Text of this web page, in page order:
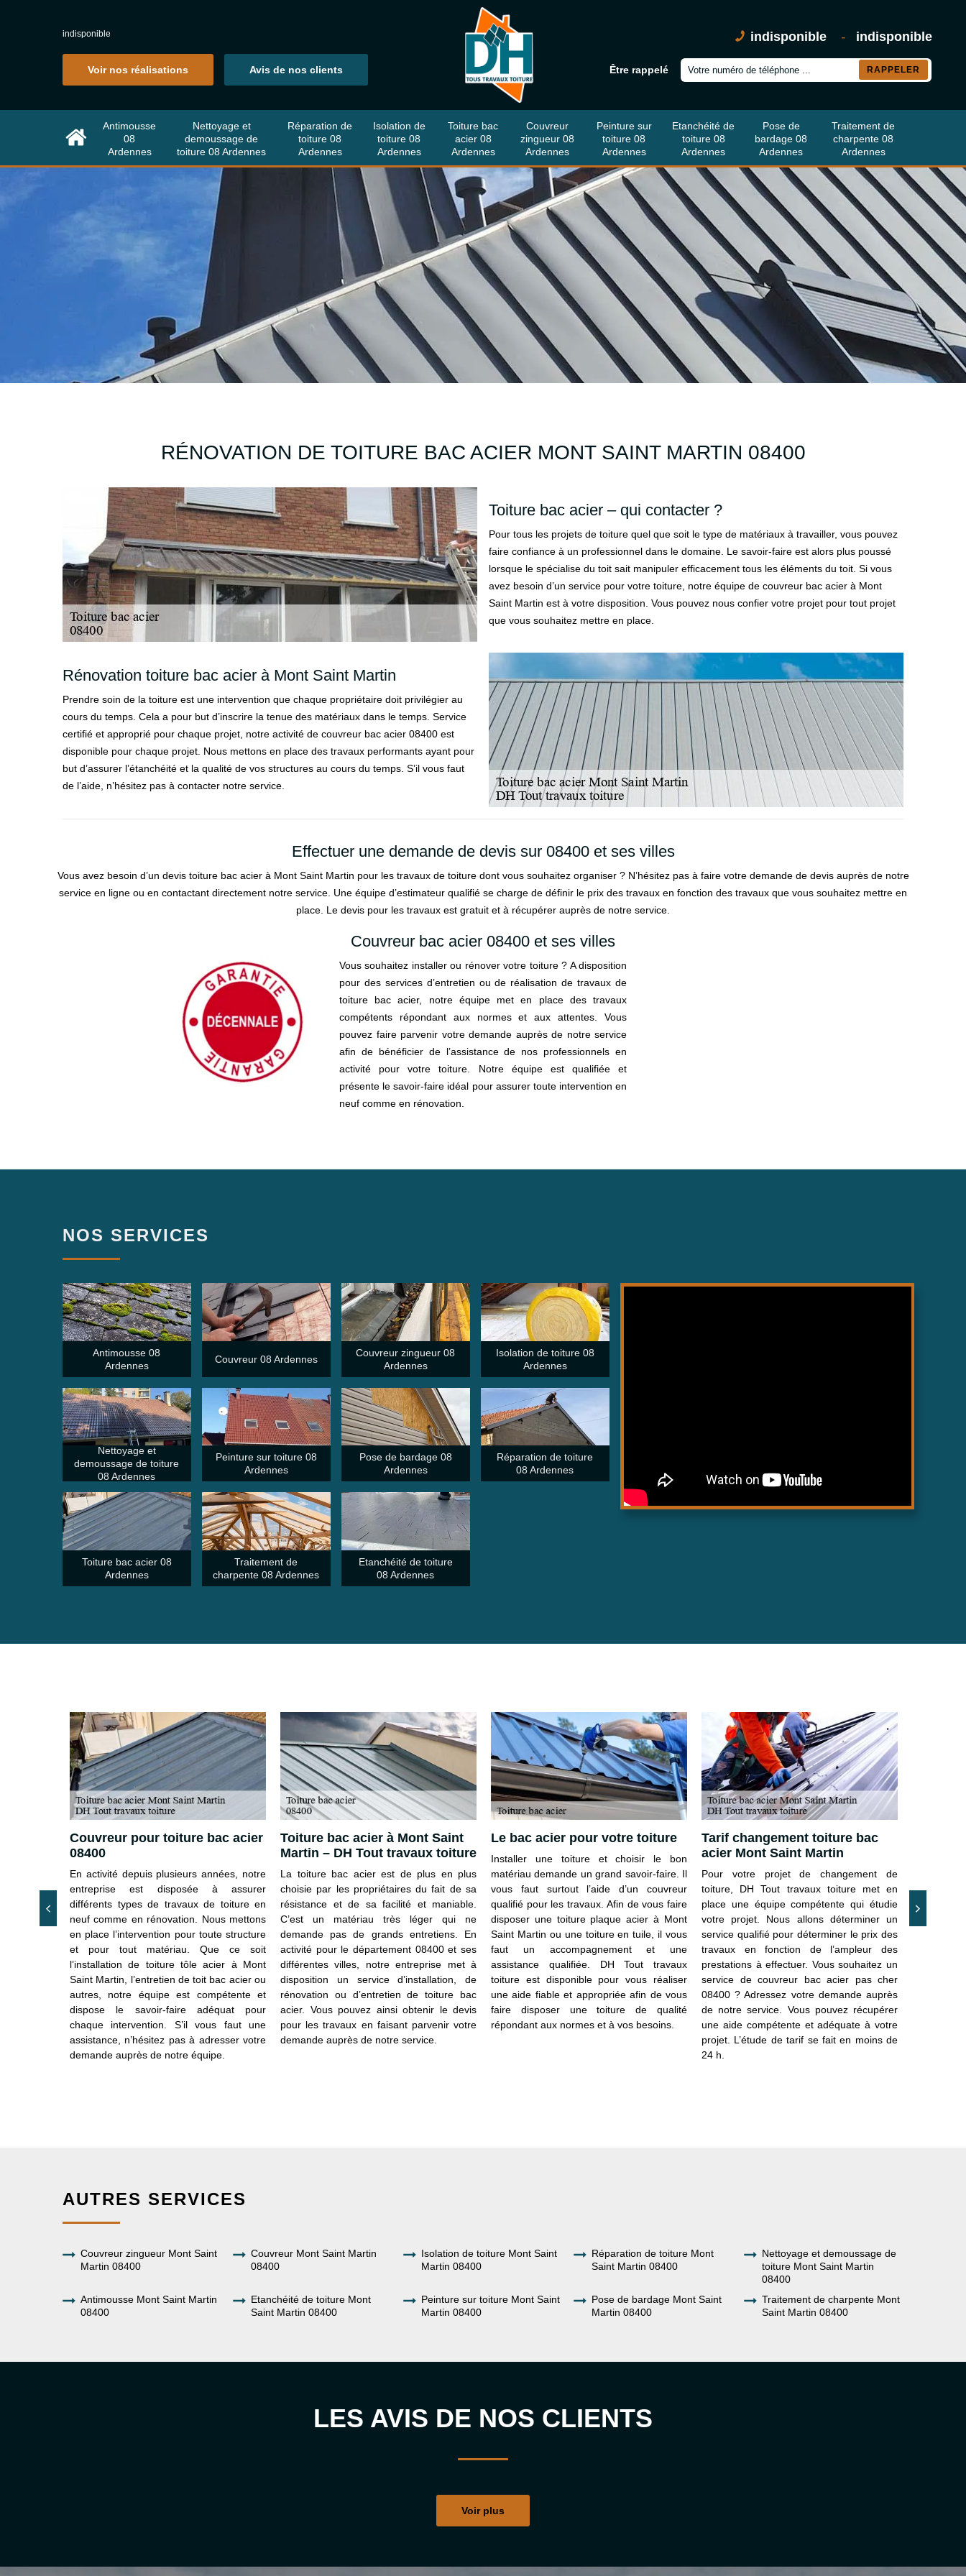
indisponible
Voir nos réalisations Avis de nos clients
indisponible - indisponible
Être rappelé
Antimousse
08
Ardennes
Nettoyage et
demoussage de
toiture 08 Ardennes
Réparation de
toiture 08
Ardennes
Isolation de
toiture 08
Ardennes
Toiture bac
acier 08
Ardennes
Couvreur
zingueur 08
Ardennes
Peinture sur
toiture 08
Ardennes
Etanchéité de
toiture 08
Ardennes
Pose de
bardage 08
Ardennes
Traitement de
charpente 08
Ardennes
RÉNOVATION DE TOITURE BAC ACIER MONT SAINT MARTIN 08400
Toiture bac acier – qui contacter ?
Pour tous les projets de toiture quel que soit le type de matériaux à travailler, vous pouvez
faire confiance à un professionnel dans le domaine. Le savoir-faire est alors plus poussé
lorsque le spécialise du toit sait manipuler efficacement tous les éléments du toit. Si vous
avez besoin d’un service pour votre toiture, notre équipe de couvreur bac acier à Mont
Saint Martin est à votre disposition. Vous pouvez nous confier votre projet pour tout projet
que vous souhaitez mettre en place.
Rénovation toiture bac acier à Mont Saint Martin
Prendre soin de la toiture est une intervention que chaque propriétaire doit privilégier au
cours du temps. Cela a pour but d’inscrire la tenue des matériaux dans le temps. Service
certifié et approprié pour chaque projet, notre activité de couvreur bac acier 08400 est
disponible pour chaque projet. Nous mettons en place des travaux performants ayant pour
but d’assurer l’étanchéité et la qualité de vos structures au cours du temps. S’il vous faut
de l’aide, n’hésitez pas à contacter notre service.
Effectuer une demande de devis sur 08400 et ses villes
Vous avez besoin d’un devis toiture bac acier à Mont Saint Martin pour les travaux de toiture dont vous souhaitez organiser ? N’hésitez pas à faire votre demande de devis auprès de notre
service en ligne ou en contactant directement notre service. Une équipe d’estimateur qualifié se charge de définir le prix des travaux en fonction des travaux que vous souhaitez mettre en
place. Le devis pour les travaux est gratuit et à récupérer auprès de notre service.
Couvreur bac acier 08400 et ses villes
Vous souhaitez installer ou rénover votre toiture ? A disposition
pour des services d’entretien ou de réalisation de travaux de
toiture bac acier, notre équipe met en place des travaux
compétents répondant aux normes et aux attentes. Vous
pouvez faire parvenir votre demande auprès de notre service
afin de bénéficier de l’assistance de nos professionnels en
activité pour votre toiture. Notre équipe est qualifiée et
présente le savoir-faire idéal pour assurer toute intervention en
neuf comme en rénovation.
NOS SERVICES
Antimousse 08
Ardennes
Couvreur 08 Ardennes
Couvreur zingueur 08
Ardennes
Isolation de toiture 08
Ardennes
Nettoyage et
demoussage de toiture
08 Ardennes
Peinture sur toiture 08
Ardennes
Pose de bardage 08
Ardennes
Réparation de toiture
08 Ardennes
Toiture bac acier 08
Ardennes
Traitement de
charpente 08 Ardennes
Etanchéité de toiture
08 Ardennes
Saint
demande.
Couvreur pour toiture bac acier
08400
En activité depuis plusieurs années, notre
entreprise est disposée à assurer
différents types de travaux de toiture en
neuf comme en rénovation. Nous mettons
en place l’intervention pour toute structure
et pour tout matériau. Que ce soit
l’installation de toiture tôle acier à Mont
Saint Martin, l’entretien de toit bac acier ou
autres, notre équipe est compétente et
dispose le savoir-faire adéquat pour
chaque intervention. S’il vous faut une
assistance, n’hésitez pas à adresser votre
demande auprès de notre équipe.
Toiture bac acier à Mont Saint
Martin – DH Tout travaux toiture
La toiture bac acier est de plus en plus
choisie par les propriétaires du fait de sa
résistance et de sa facilité et maniable.
C’est un matériau très léger qui ne
demande pas de grands entretiens. En
activité pour le département 08400 et ses
différentes villes, notre entreprise met à
disposition un service d’installation, de
rénovation ou d’entretien de toiture bac
acier. Vous pouvez ainsi obtenir le devis
pour les travaux en faisant parvenir votre
demande auprès de notre service.
Le bac acier pour votre toiture
Installer une toiture et choisir le bon
matériau demande un grand savoir-faire. Il
vous faut surtout l’aide d’un couvreur
qualifié pour les travaux. Afin de vous faire
disposer une toiture plaque acier à Mont
Saint Martin ou une toiture en tuile, il vous
faut un accompagnement et une
assistance qualifiée. DH Tout travaux
toiture est disponible pour vous réaliser
une aide fiable et appropriée afin de vous
faire disposer une toiture de qualité
répondant aux normes et à vos besoins.
Tarif changement toiture bac
acier Mont Saint Martin
Pour votre projet de changement de
toiture, DH Tout travaux toiture met en
place une équipe compétente qui étudie
votre projet. Nous allons déterminer un
service qualifié pour déterminer le prix des
travaux en fonction de l’ampleur des
prestations à effectuer. Vous souhaitez un
service de couvreur bac acier pas cher
08400 ? Adressez votre demande auprès
de notre service. Vous pouvez récupérer
une aide compétente et adéquate à votre
projet. L’étude de tarif se fait en moins de
24 h.
Lorsque
toiture,
AUTRES SERVICES
Couvreur zingueur Mont Saint
Martin 08400
Couvreur Mont Saint Martin
08400
Isolation de toiture Mont Saint
Martin 08400
Réparation de toiture Mont
Saint Martin 08400
Nettoyage et demoussage de
toiture Mont Saint Martin
08400
Antimousse Mont Saint Martin
08400
Etanchéité de toiture Mont
Saint Martin 08400
Peinture sur toiture Mont Saint
Martin 08400
Pose de bardage Mont Saint
Martin 08400
Traitement de charpente Mont
Saint Martin 08400
LES AVIS DE NOS CLIENTS
Voir plus